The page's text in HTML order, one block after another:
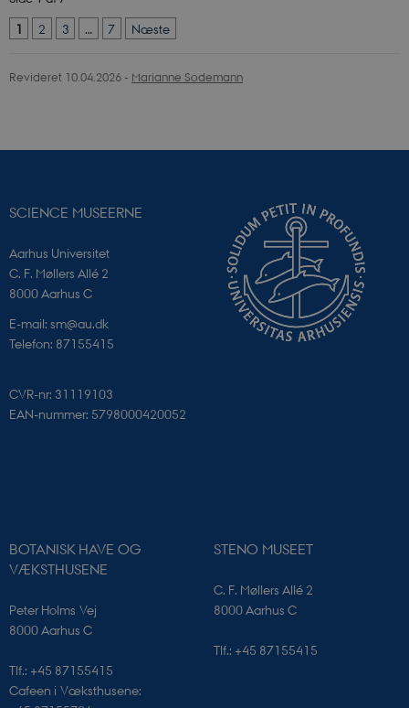
1
2 3 … 7 Næste
Revideret 10.04.2026 - Marianne Sodemann
SCIENCE MUSEERNE
Aarhus Universitet
C. F. Møllers Allé 2
8000 Aarhus C
E-mail: sm@au.dk
Telefon: 87155415
CVR-nr: 31119103
EAN-nummer: 5798000420052
BOTANISK HAVE OG
VÆKSTHUSENE
Peter Holms Vej
8000 Aarhus C
Tlf.: +45 87155415
Cafeen i Væksthusene:
STENO MUSEET
C. F. Møllers Allé 2
8000 Aarhus C
Tlf.: +45 87155415
Navn
Navn
Udløb Beskrivelse
_cfuvid .elfsight.com